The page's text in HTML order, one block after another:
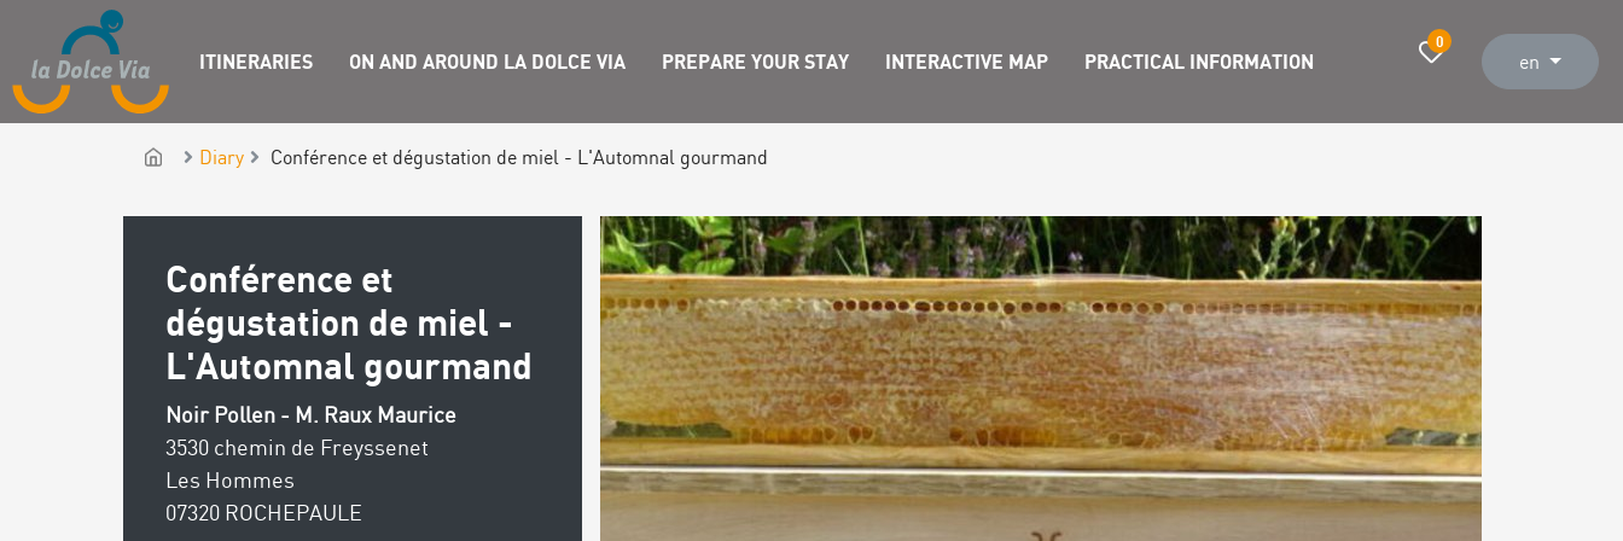
ITINERARIES ON AND AROUND LA DOLCE VIA PREPARE YOUR STAY INTERACTIVE MAP PRACTICAL INFORMATION
0
en
Diary Conférence et dégustation de miel - L'Automnal gourmand
Conférence et
dégustation de miel -
L'Automnal gourmand
Noir Pollen - M. Raux Maurice
3530 chemin de Freyssenet
Les Hommes
07320 ROCHEPAULE